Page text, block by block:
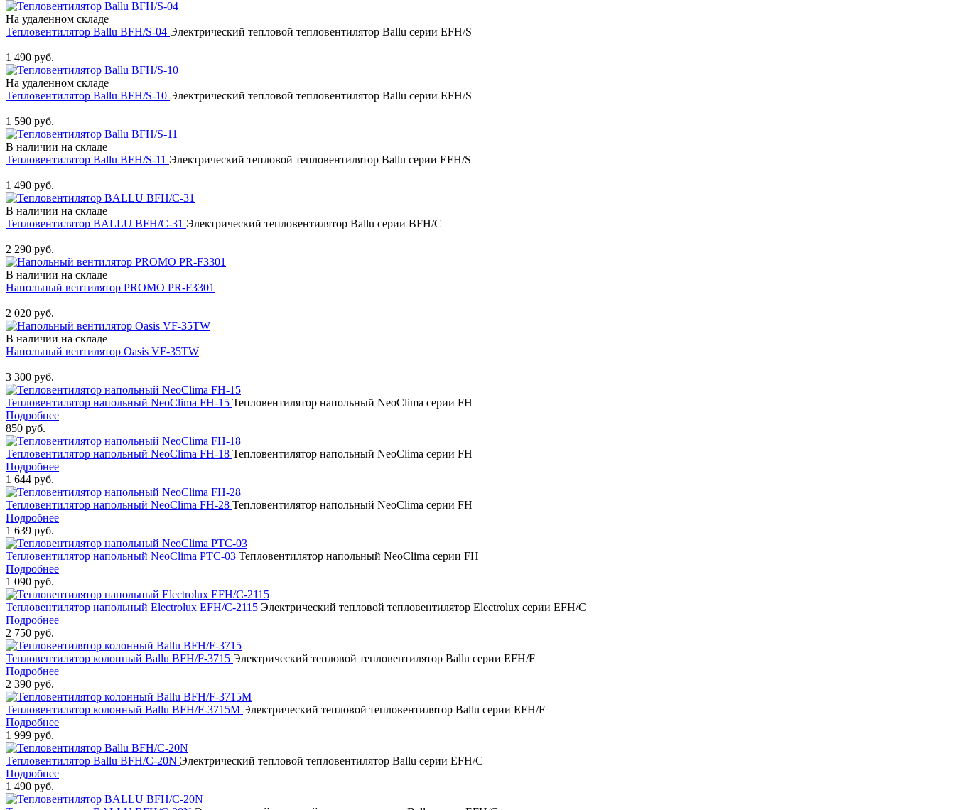
На удаленном складе
Тепловентилятор Ballu BFH/S-04 Электрический тепловой тепловентилятор Ballu серии EFH/S
1 490 руб.
На удаленном складе
Тепловентилятор Ballu BFH/S-10 Электрический тепловой тепловентилятор Ballu серии EFH/S
1 590 руб.
В наличии на складе
Тепловентилятор Ballu BFH/S-11 Электрический тепловой тепловентилятор Ballu серии EFH/S
1 490 руб.
В наличии на складе
Тепловентилятор BALLU BFH/С-31 Электрический тепловентилятор Ballu серии BFH/C
2 290 руб.
В наличии на складе
Напольный вентилятор PROMO PR-F3301
2 020 руб.
В наличии на складе
Напольный вентилятор Oasis VF-35TW
3 300 руб.
Тепловентилятор напольный NeoClima FH-15 Тепловентилятор напольный NeoClima серии FH
Подробнее
850 руб.
Тепловентилятор напольный NeoClima FH-18 Тепловентилятор напольный NeoClima серии FH
Подробнее
1 644 руб.
Тепловентилятор напольный NeoClima FH-28 Тепловентилятор напольный NeoClima серии FH
Подробнее
1 639 руб.
Тепловентилятор напольный NeoClima PTC-03 Тепловентилятор напольный NeoClima серии FH
Подробнее
1 090 руб.
Тепловентилятор напольный Electrolux EFH/C-2115 Электрический тепловой тепловентилятор Electrolux серии EFH/С
Подробнее
2 750 руб.
Тепловентилятор колонный Ballu BFH/F-3715 Электрический тепловой тепловентилятор Ballu серии EFH/F
Подробнее
2 390 руб.
Тепловентилятор колонный Ballu BFH/F-3715M Электрический тепловой тепловентилятор Ballu серии EFH/F
Подробнее
1 999 руб.
Тепловентилятор Ballu BFH/C-20N Электрический тепловой тепловентилятор Ballu серии EFH/C
Подробнее
1 490 руб.